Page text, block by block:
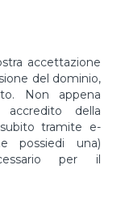
accettazione
del dominio,
Non appena
della
tramite e-
possiedi una)
per il